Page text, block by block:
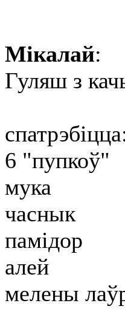
Мікалай:
Гуляш з
6 "пупкоў"
мука
часнык
памідор
алей
мелены